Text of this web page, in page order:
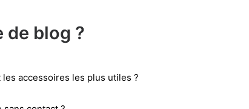
blog ?
accessoires les plus utiles ?